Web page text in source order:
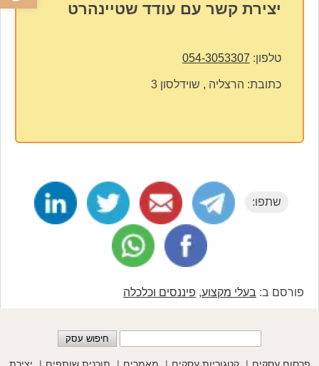
יצירת קשר עם עודד שטיינהרט
טלפון: 054-3053307
כתובת: הרצליה , שוידלסון 3
שתפו:
פורסם ב: בעלי מקצוע, פיננסים וכלכלה